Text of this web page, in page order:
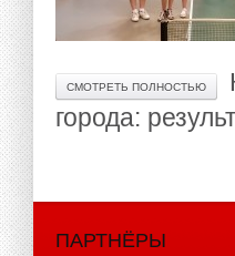
СМОТРЕТЬ ПОЛНОСТЬЮ
города:
ПАРТНЁРЫ